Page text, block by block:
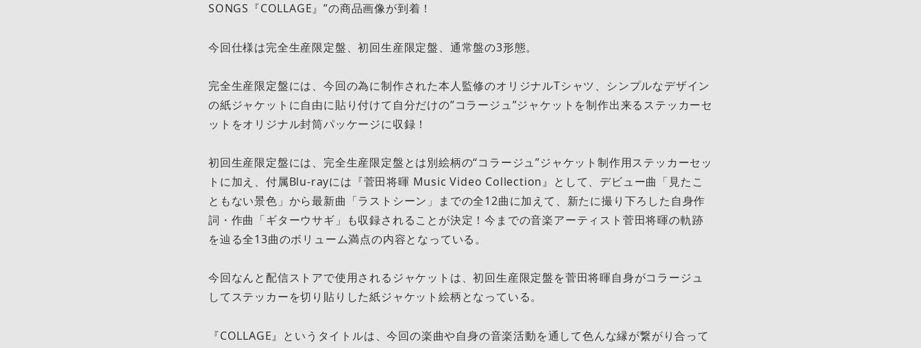
SONGS『COLLAGE』”の商品画像が到着！
今回仕様は完全生産限定盤、初回生産限定盤、通常盤の3形態。
完全生産限定盤には、今回の為に制作された本人監修のオリジナルTシャツ、シンプルなデザイン
の紙ジャケットに自由に貼り付けて自分だけの”コラージュ”ジャケットを制作出来るステッカーセ
ットをオリジナル封筒パッケージに収録！
初回生産限定盤には、完全生産限定盤とは別絵柄の“コラージュ”ジャケット制作用ステッカーセッ
トに加え、付属Blu-rayには『菅田将暉 Music Video Collection』として、デビュー曲「見たこ
ともない景色」から最新曲「ラストシーン」までの全12曲に加えて、新たに撮り下ろした自身作
詞・作曲「ギターウサギ」も収録されることが決定！今までの音楽アーティスト菅田将暉の軌跡
を辿る全13曲のボリューム満点の内容となっている。
今回なんと配信ストアで使用されるジャケットは、初回生産限定盤を菅田将暉自身がコラージュ
してステッカーを切り貼りした紙ジャケット絵柄となっている。
『COLLAGE』というタイトルは、今回の楽曲や自身の音楽活動を通して色んな縁が繋がり合って